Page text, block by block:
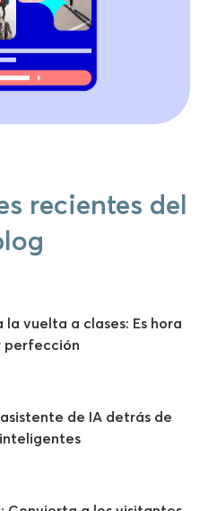
recientes del
vuelta a clases: Es hora
perfección
de IA detrás de